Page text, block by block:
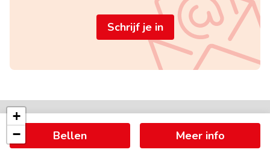
Bellen Meer info
Schrijf je in
+
−